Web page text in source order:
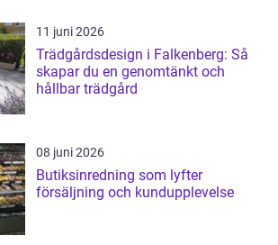
11 juni 2026
Trädgårdsdesign i Falkenberg: Så
skapar du en genomtänkt och
hållbar trädgård
08 juni 2026
Butiksinredning som lyfter
försäljning och kundupplevelse